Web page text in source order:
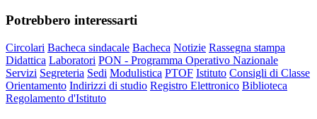
Potrebbero interessarti
Circolari Bacheca sindacale Bacheca Notizie Rassegna stampa
Didattica Laboratori PON - Programma Operativo Nazionale
Servizi Segreteria Sedi Modulistica PTOF Istituto Consigli di Classe
Orientamento Indirizzi di studio Registro Elettronico Biblioteca
Regolamento d'Istituto